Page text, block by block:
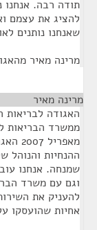
תודה רבה. אנחנו
להציג את עצמם
שאנחנו נותנים
מרינה מאיר
מרינה מאיר
האגודה
ממשרד הבריאות
ההנחיות והנוהל
שמנחה. אנחנו
וגם עם משרד
להעניק את
אחיות שהועסקו